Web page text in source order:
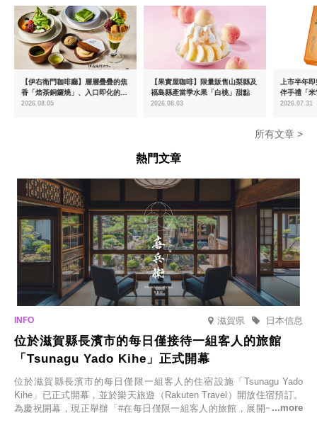
【伊右衛門咖啡廳】層層疊疊的焦
香「焙茶銅鑼燒」、入口即化的
「宇治抹茶提拉米蘇」全新登場
2026.08.05
【果實屋咖啡】限量販售山梨縣及
福島縣產當季水果「白桃」甜點
2026.08.03
上市半年
伴手禮「
起推出首
2026.07.31
所有文章 >
熱門文章
滋賀県 日本信息
位於滋賀縣長濱市的每日僅接待一組客人的旅館
「Tsunagu Yado Kihe」正式開幕
位於滋賀縣長濱市的每日僅限一組客人的住宿設施「Tsunagu Yado
Kihe」已正式開幕，並於樂天旅遊（Rakuten Travel）開放住宿預訂。
為慶祝開幕，現正舉辦「#在每日僅限一組客人的旅館，展開一生一次